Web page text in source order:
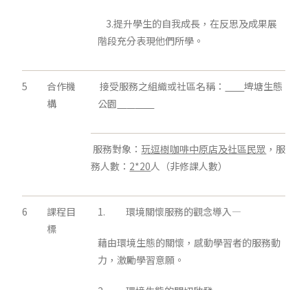
3.提升學生的自我成長，在反思及成果展
階段充分表現他們所學。
5
合作機
構
接受服務之組織或社區名稱：
埤塘生態
公園
服務對象： 玩逗樹咖啡中原店及社區民眾 ，服
務人數： 2*20人（非修課人數）
6
課程目
標
1. 環境關懷服務的觀念導入—
藉由環境生態的關懷，感動學習者的服務動
力，激勵學習意願。